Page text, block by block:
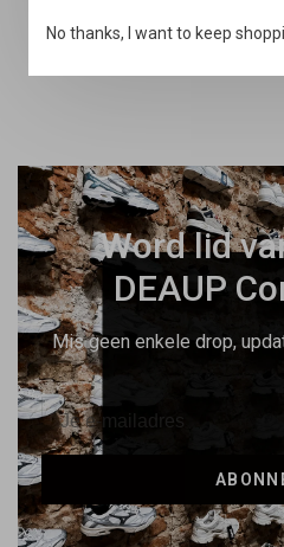
Snelle
Word lid
DEAUP
Mis geen enkele drop,
No thanks, I want to keep